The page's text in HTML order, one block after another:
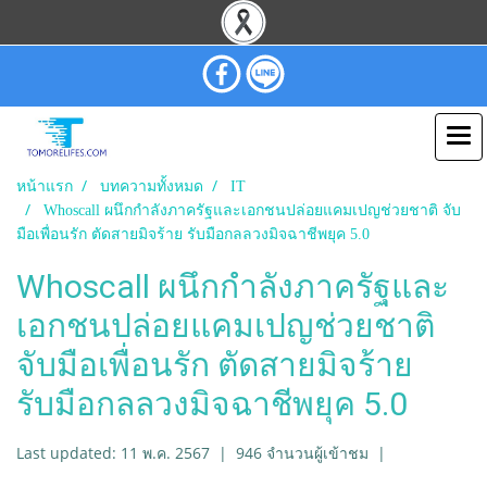
หน้าแรก บทความทั้งหมด
IT
Whoscall ผนึกกำลังภาครัฐและเอกชนปล่อยแคมเปญช่วยชาติ จับ
มือเพื่อนรัก ตัดสายมิจร้าย รับมือกลลวงมิจฉาชีพยุค 5.0
Whoscall ผนึกกำลังภาครัฐและ
เอกชนปล่อยแคมเปญช่วยชาติ
จับมือเพื่อนรัก ตัดสายมิจร้าย
รับมือกลลวงมิจฉาชีพยุค 5.0
Last updated: 11 พ.ค. 2567 | 946 จำนวนผู้เข้าชม |